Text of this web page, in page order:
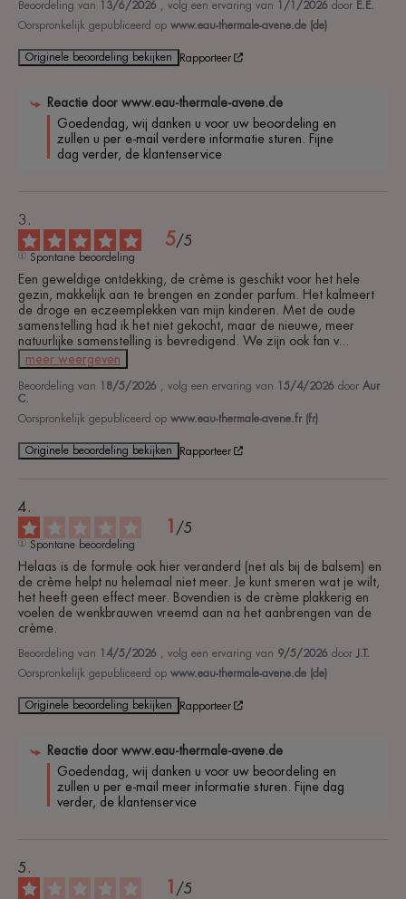
Beoordeling van 13/6/2026 , volg een ervaring van 1/1/2026 door E.E.
Oorspronkelijk gepubliceerd op www.eau-thermale-avene.de (de)
Originele beoordeling bekijken Rapporteer
Reactie door www.eau-thermale-avene.de
Goedendag, wij danken u voor uw beoordeling en
zullen u per e-mail verdere informatie sturen. Fijne
dag verder, de klantenservice
5/5
Spontane beoordeling
Een geweldige ontdekking, de crème is geschikt voor het hele
gezin, makkelijk aan te brengen en zonder parfum. Het kalmeert
de droge en eczeemplekken van mijn kinderen. Met de oude
samenstelling had ik het niet gekocht, maar de nieuwe, meer
natuurlijke samenstelling is bevredigend. We zijn ook fan v...
meer weergeven
Beoordeling van 18/5/2026 , volg een ervaring van 15/4/2026 door Aur
C.
Oorspronkelijk gepubliceerd op www.eau-thermale-avene.fr (fr)
Originele beoordeling bekijken Rapporteer
1 /5
Spontane beoordeling
Helaas is de formule ook hier veranderd (net als bij de balsem) en
de crème helpt nu helemaal niet meer. Je kunt smeren wat je wilt,
het heeft geen effect meer. Bovendien is de crème plakkerig en
voelen de wenkbrauwen vreemd aan na het aanbrengen van de
crème.
Beoordeling van 14/5/2026 , volg een ervaring van 9/5/2026 door
Oorspronkelijk gepubliceerd op www.eau-thermale-avene.de (de)
Originele beoordeling bekijken Rapporteer
Reactie door www.eau-thermale-avene.de
Goedendag, wij danken u voor uw beoordeling en
zullen u per e-mail meer informatie sturen. Fijne dag
verder, de klantenservice
1 /5